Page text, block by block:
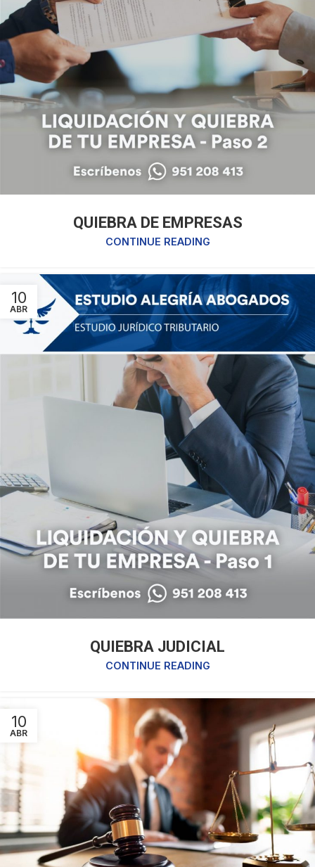
QUIEBRA DE EMPRESAS
CONTINUE READING
10
ABR
QUIEBRA JUDICIAL
CONTINUE READING
10
ABR